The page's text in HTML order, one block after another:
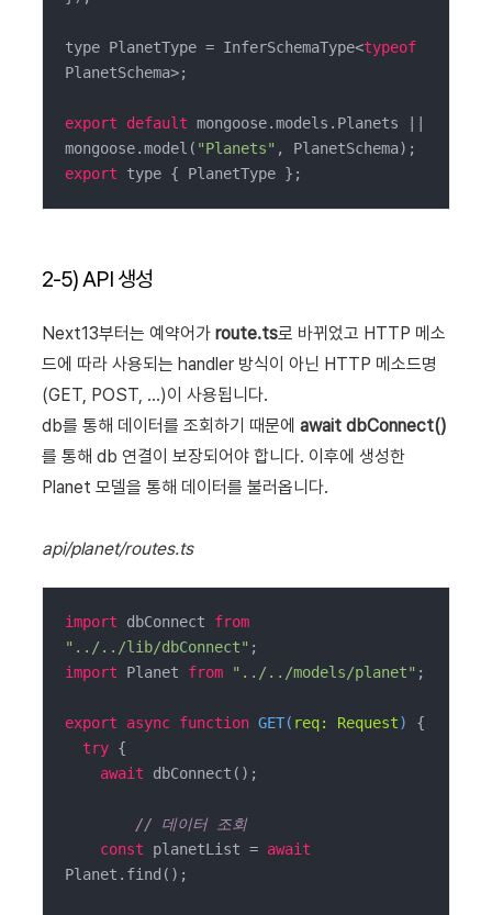
type PlanetType = InferSchemaType<typeof
PlanetSchema>;
export default mongoose.models.Planets ||
mongoose.model( "Planets"
export type { PlanetType };
2-5) API 생성
Next13부터는 예약어가 route.ts로 바뀌었고 HTTP 메소
드에 따라 사용되는 handler 방식이 아닌 HTTP 메소드명
(GET, POST, ...)이 사용됩니다.
db를 통해 데이터를 조회하기 때문에 await dbConnect()
를 통해 db 연결이 보장되어야 합니다. 이후에 생성한
Planet 모델을 통해 데이터를 불러옵니다.
api/planet/routes.ts
import dbConnect from
"../../lib/dbConnect"
import Planet from "../../models/planet" ;
export async function GET( req: Request) {
try {
await dbConnect();
// 데이터 조회
const planetList = await
Planet.find();